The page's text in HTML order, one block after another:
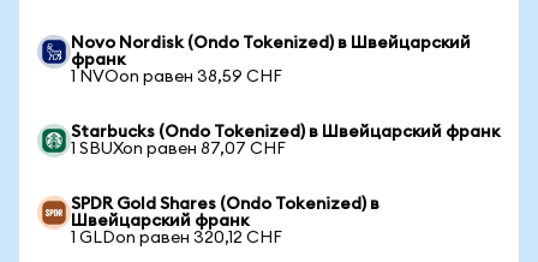
Novo Nordisk (Ondo Tokenized) в Швейцарский
франк
1 NVOon равен 38,59 CHF
Starbucks (Ondo Tokenized) в Швейцарский франк
1 SBUXon равен 87,07 CHF
SPDR Gold Shares (Ondo Tokenized) в
Швейцарский франк
1 GLDon равен 320,12 CHF